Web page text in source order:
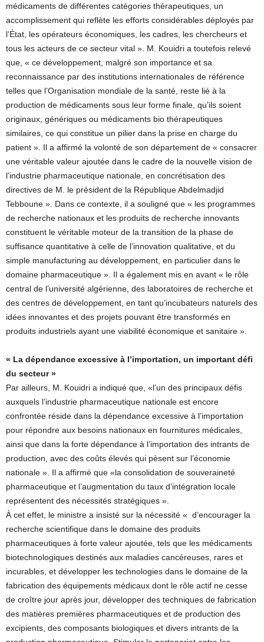
médicaments de différentes catégories thérapeutiques, un
accomplissement qui reflète les efforts considérables déployés par
l’État, les opérateurs économiques, les cadres, les chercheurs et
tous les acteurs de ce secteur vital ». M. Kouidri a toutefois relevé
que, « ce développement, malgré son importance et sa
reconnaissance par des institutions internationales de référence
telles que l’Organisation mondiale de la santé, reste lié à la
production de médicaments sous leur forme finale, qu’ils soient
originaux, génériques ou médicaments bio thérapeutiques
similaires, ce qui constitue un pilier dans la prise en charge du
patient ». Il a affirmé la volonté de son département de « consacrer
une véritable valeur ajoutée dans le cadre de la nouvelle vision de
l’industrie pharmaceutique nationale, en concrétisation des
directives de M. le président de la République Abdelmadjid
Tebboune ». Dans ce contexte, il a souligné que « les programmes
de recherche nationaux et les produits de recherche innovants
constituent le véritable moteur de la transition de la phase de
suffisance quantitative à celle de l’innovation qualitative, et du
simple manufacturing au développement, en particulier dans le
domaine pharmaceutique ». Il a également mis en avant « le rôle
central de l’université algérienne, des laboratoires de recherche et
des centres de développement, en tant qu’incubateurs naturels des
idées innovantes et des projets pouvant être transformés en
produits industriels ayant une viabilité économique et sanitaire ».
« La dépendance excessive à l’importation, un important défi
du secteur »
Par ailleurs, M. Kouidri a indiqué que, «l’un des principaux défis
auxquels l’industrie pharmaceutique nationale est encore
confrontée réside dans la dépendance excessive à l’importation
pour répondre aux besoins nationaux en fournitures médicales,
ainsi que dans la forte dépendance à l’importation des intrants de
production, avec des coûts élevés qui pèsent sur l’économie
nationale ». Il a affirmé que «la consolidation de souveraineté
pharmaceutique et l’augmentation du taux d’intégration locale
représentent des nécessités stratégiques ».
À cet effet, le ministre a insisté sur la nécessité « d’encourager la
recherche scientifique dans le domaine des produits
pharmaceutiques à forte valeur ajoutée, tels que les médicaments
biotechnologiques destinés aux maladies cancéreuses, rares et
incurables, et développer les technologies dans le domaine de la
fabrication des équipements médicaux dont le rôle actif ne cesse
de croître jour après jour, développer des techniques de fabrication
des matières premières pharmaceutiques et de production des
excipients, des composants biologiques et divers intrants de la